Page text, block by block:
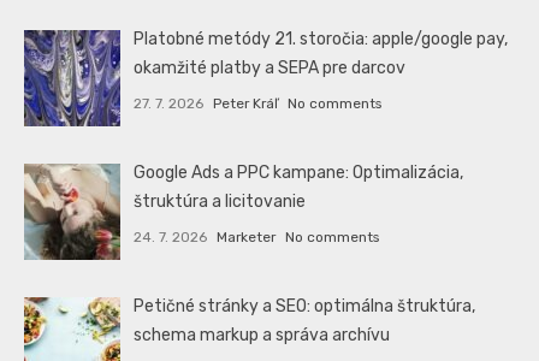
Platobné metódy 21. storočia: apple/google pay,
okamžité platby a SEPA pre darcov
27. 7. 2026 Peter Kráľ No comments
Google Ads a PPC kampane: Optimalizácia,
štruktúra a licitovanie
24. 7. 2026 Marketer No comments
Petičné stránky a SEO: optimálna štruktúra,
schema markup a správa archívu